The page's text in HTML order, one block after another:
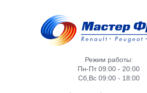
Режим работы:
Пн-Пт 09:00 - 20:00
Сб,Вс 09:00 - 18:00